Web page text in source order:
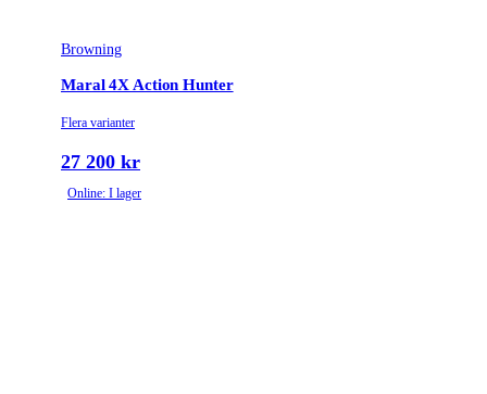
Browning
Maral 4X Action Hunter
Flera varianter
27 200 kr
Online: I lager